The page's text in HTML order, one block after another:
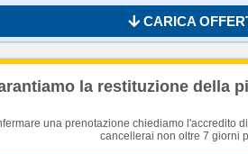
CARICA
la restituzione della
una prenotazione chiediamo l'accredito
cancellerai non oltre 7 giorni